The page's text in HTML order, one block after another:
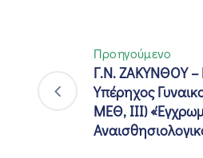
Προηγούμενο
Γ.Ν. ΖΑΚΥΝΘΟΥ –
Υπέρηχος
ΜΕΘ, ΙΙΙ)